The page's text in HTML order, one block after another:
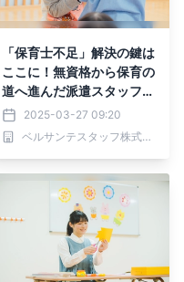
「保育士不足」解決の鍵は
ここに！無資格から保育の
道へ進んだ派遣スタッフの
挑戦を公開。
2025-03-27 09:20
ベルサンテスタッフ株式会社